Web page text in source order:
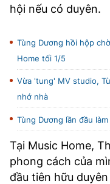
hội nếu có duyên.
Tùng Dương hồi hộp
Home tối 1/5
Vừa 'tung' MV studio,
nhớ nhà
Tùng Dương lần đầu
Tại Music Home,
phong cách của
đầu tiên hữu